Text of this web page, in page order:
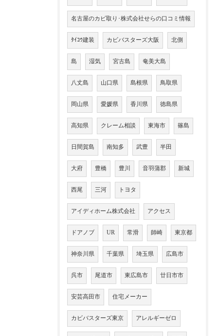
名古屋のカビ取り･株式会社せらの口コミ情報
ﾀｲｺｳ建装 カビバスターズ大阪 北側
島 湿気 宮古島 奄美大島
八丈島 山口県 島根県 鳥取県
岡山県 愛媛県 香川県 徳島県
高知県 クレーム相談 東海市 篠島
日間賀島 南知多 武豊 半田
大府 豊橋 豊川 音羽蒲郡 新城
西尾 三河 トヨタ
アイディホーム株式会社 アクセス
ドアノブ UR 常滑 師崎 東京都
神奈川県 千葉県 埼玉県 広島市
呉市 尾道市 東広島市 廿日市市
安芸高田市 住宅メーカー
カビバスターズ東京 アレルギーゼロ